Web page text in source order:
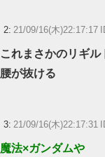
2: 21/09/16(木)22:17:17
これまさかのリギ
腰が抜ける
3: 21/09/16(木)22:17:31
魔法×ガンダムや